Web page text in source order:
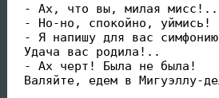
- Ах, что вы, милая мисс!..
- Но-но, спокойно, уймись!
- Я напишу для вас
Удача вас родила!..
- Ах черт! Была не была!
Валяйте, едем в Мигуэллу-